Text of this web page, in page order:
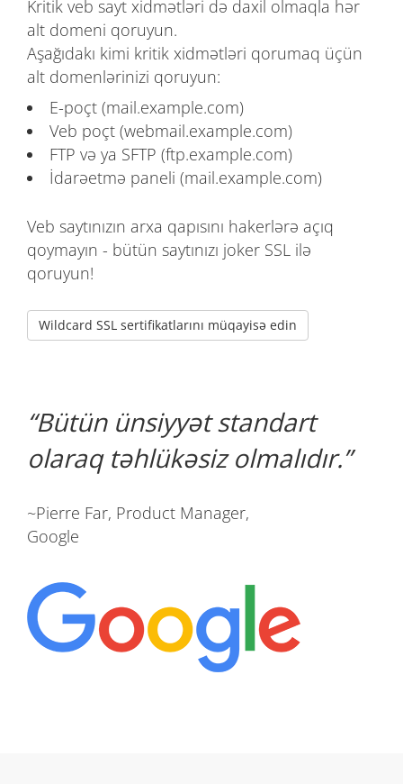
Kritik veb sayt xidmətləri də daxil olmaqla hər
alt domeni qoruyun.
Aşağıdakı kimi kritik xidmətləri qorumaq üçün
alt domenlərinizi qoruyun:
E-poçt (mail.example.com)
Veb poçt (webmail.example.com)
FTP və ya SFTP (ftp.example.com)
İdarəetmə paneli (mail.example.com)
Veb saytınızın arxa qapısını hakerlərə açıq
qoymayın - bütün saytınızı joker SSL ilə
qoruyun!
Wildcard SSL sertifikatlarını müqayisə edin
Bütün ünsiyyət standart
olaraq təhlükəsiz olmalıdır.
~Pierre Far, Product Manager,
Google